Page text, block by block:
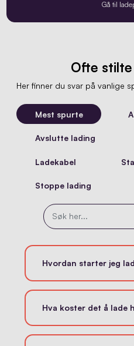
Gå til
Ofte
Her finner du svar på vanlige
Mest spurte
Avslutte lading
Ladekabel
Stoppe lading
Hvordan starter jeg
Hva koster det å lade